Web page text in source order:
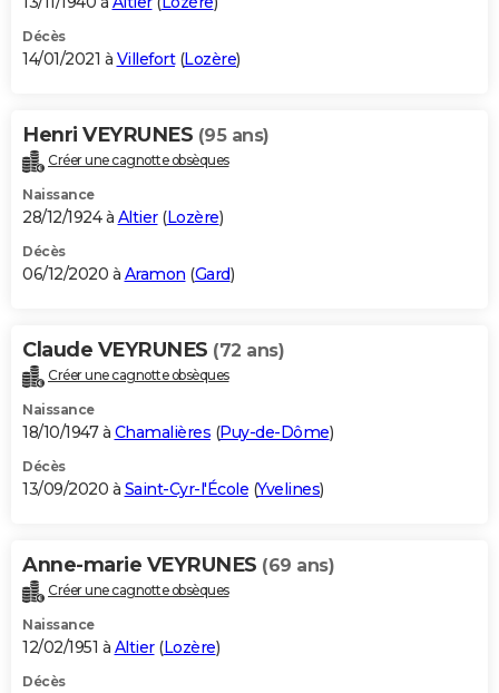
Décès
14/01/2021 à Villefort(Lozère)
Henri VEYRUNES (95 ans)
Créer une cagnotte obsèques
Naissance
28/12/1924 à Altier(Lozère)
Décès
06/12/2020 à Aramon (Gard)
Claude VEYRUNES (72 ans)
Créer une cagnotte obsèques
Naissance
18/10/1947 à Chamalières (Puy-de-Dôme)
Décès
13/09/2020 à Saint-Cyr-l'École (Yvelines)
Anne-marie VEYRUNES (69 ans)
Créer une cagnotte obsèques
Naissance
12/02/1951 à Altier(Lozère)
Décès